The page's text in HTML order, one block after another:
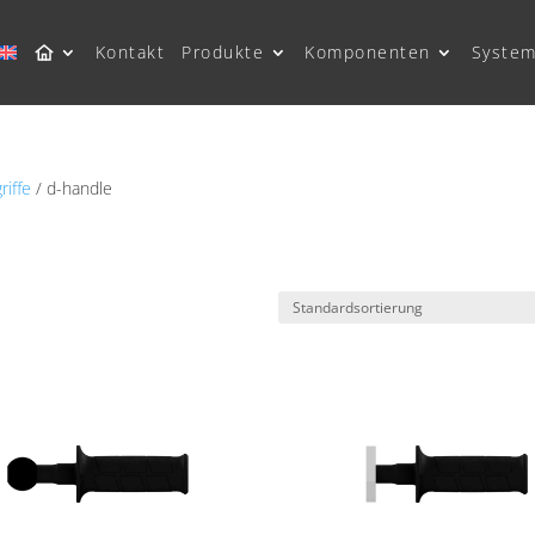
Kontakt Produkte Komponenten
/ d-handle